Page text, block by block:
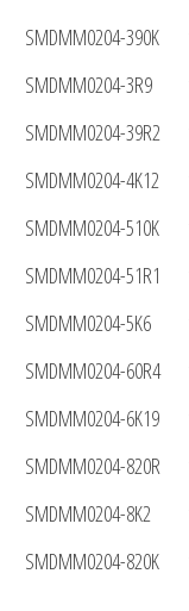
SMDMM0204-390K
SMDMM0204-3R9
SMDMM0204-39R2
SMDMM0204-4K12
SMDMM0204-510K
SMDMM0204-51R1
SMDMM0204-5K6
SMDMM0204-60R4
SMDMM0204-6K19
SMDMM0204-820R
SMDMM0204-8K2
SMDMM0204-820K